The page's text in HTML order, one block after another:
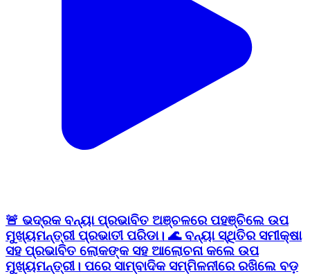
🚨 ଭଦ୍ରକ ବନ୍ୟା ପ୍ରଭାବିତ ଅଞ୍ଚଳରେ ପହଞ୍ଚିଲେ ଉପ
ମୁଖ୍ୟମନ୍ତ୍ରୀ ପ୍ରଭାତୀ ପରିଡା। 🌊 ବନ୍ୟା ସ୍ଥିତିର ସମୀକ୍ଷା
ସହ ପ୍ରଭାବିତ ଲୋକଙ୍କ ସହ ଆଲୋଚନା କଲେ ଉପ
ମୁଖ୍ୟମନ୍ତ୍ରୀ। ପରେ ସାମ୍ବାଦିକ ସମ୍ମିଳନୀରେ ରଖିଲେ ବଡ଼